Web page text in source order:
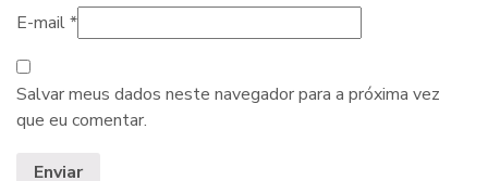
E-mail*
Salvar meus dados neste navegador para a próxima vez
que eu comentar.